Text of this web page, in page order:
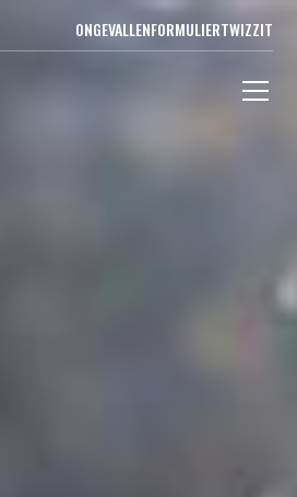
ONGEVALLENFORMULIERTWIZZIT